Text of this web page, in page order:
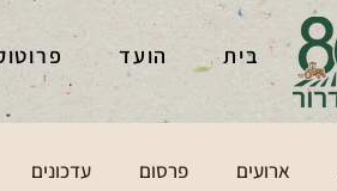
בית הועד
ארועים פרסום עדכונים